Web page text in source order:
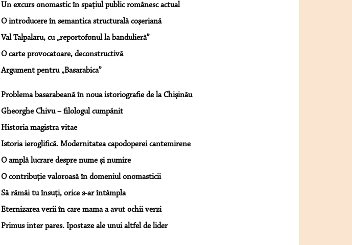
Un excurs onomastic în spațiul public românesc actual
O introducere în semantica structurală coşeriană
Val Talpalaru, cu „reportofonul la bandulieră”
O carte provocatoare, deconstructivă
Argument pentru „Basarabica”
Problema basarabeană în noua istoriografie de la Chișinău
Gheorghe Chivu – filologul cumpănit
Historia magistra vitae
Istoria ieroglifică. Modernitatea capodoperei cantemirene
O amplă lucrare despre nume și numire
O contribuție valoroasă în domeniul onomasticii
Să rămâi tu însuți, orice s-ar întâmpla
Eternizarea verii în care mama a avut ochii verzi
Primus inter pares. Ipostaze ale unui altfel de lider